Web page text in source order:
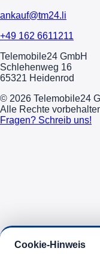
ankauf@tm24.li
+49 162 6611211
Telemobile24 GmbH
Schlehenweg 16
65321 Heidenrod
© 2026 Telemobile24
Alle Rechte
Fragen? Schreib uns!
Cookie-Hinweis